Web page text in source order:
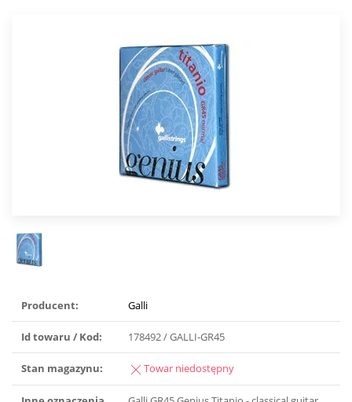
Producent: Galli
Id towaru / Kod: 178492 / GALLI-GR45
Stan magazynu: Towar niedostępny